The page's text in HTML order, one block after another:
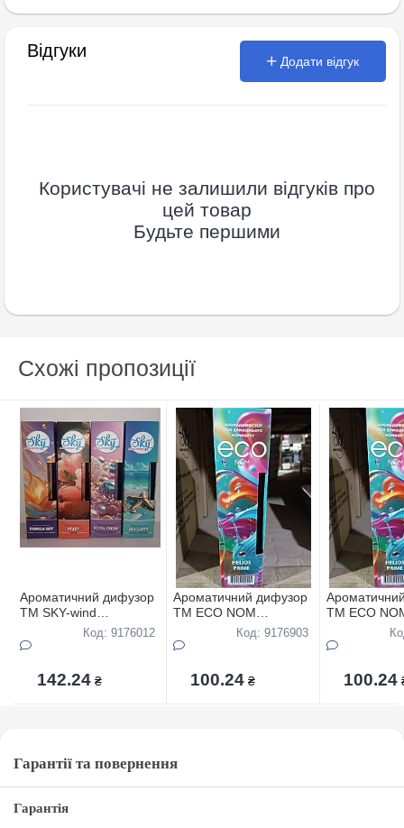
Відгуки
Додати відгук
Користувачі не залишили відгуків про
цей товар
Будьте першими
Схожі пропозиції
Ароматичний дифузор
TM SKY-wind
«ПЕРСИК» 100 мл
Код: 9176012
142.24 ₴
Ароматичний дифузор
ТМ ECO NOM
DELICATE ORCHID 50
мл
Код: 9176903
100.24 ₴
ТМ ECO
PRIME 50 мл
100.24
Гарантії та повернення
Гарантія